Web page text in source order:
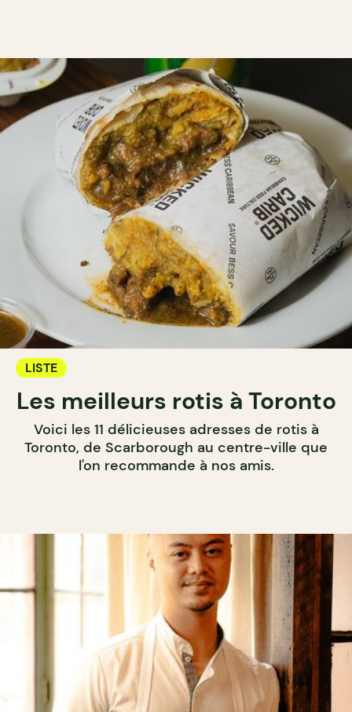
LISTE
Les meilleurs rotis à Toronto
Voici les 11 délicieuses adresses de rotis à
Toronto, de Scarborough au centre-ville que
l'on recommande à nos amis.